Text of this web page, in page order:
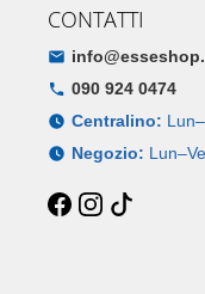
CONTATTI
090 924 0474
Centralino:
Negozio: